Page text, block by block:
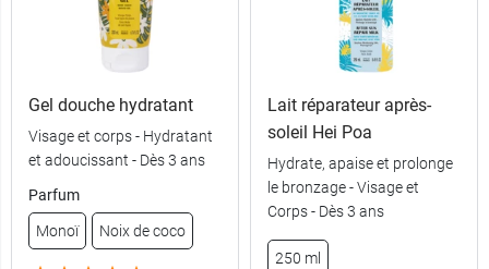
Gel douche hydratant
Visage et corps - Hydratant
et adoucissant - Dès 3 ans
Parfum
Monoï Noix de coco
Lait réparateur après-
soleil Hei Poa
Hydrate, apaise et prolonge
le bronzage - Visage et
Corps - Dès 3 ans
250 ml